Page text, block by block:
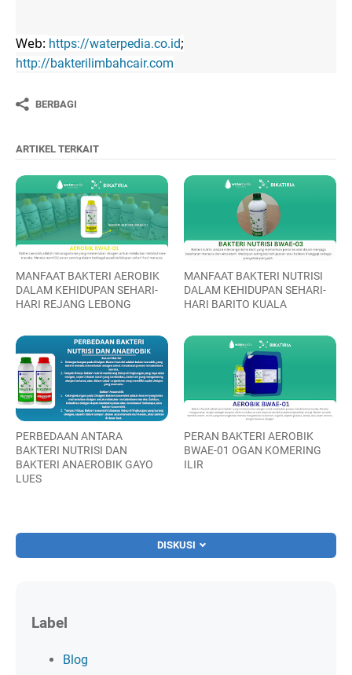
Web: https://waterpedia.co.id;
http://bakterilimbahcair.com
BERBAGI
ARTIKEL TERKAIT
MANFAAT BAKTERI AEROBIK
DALAM KEHIDUPAN SEHARI-
HARI REJANG LEBONG
MANFAAT BAKTERI NUTRISI
DALAM KEHIDUPAN SEHARI-
HARI BARITO KUALA
PERBEDAAN ANTARA
BAKTERI NUTRISI DAN
BAKTERI ANAEROBIK GAYO
LUES
PERAN BAKTERI AEROBIK
BWAE-01 OGAN KOMERING
ILIR
DISKUSI
Label
Blog